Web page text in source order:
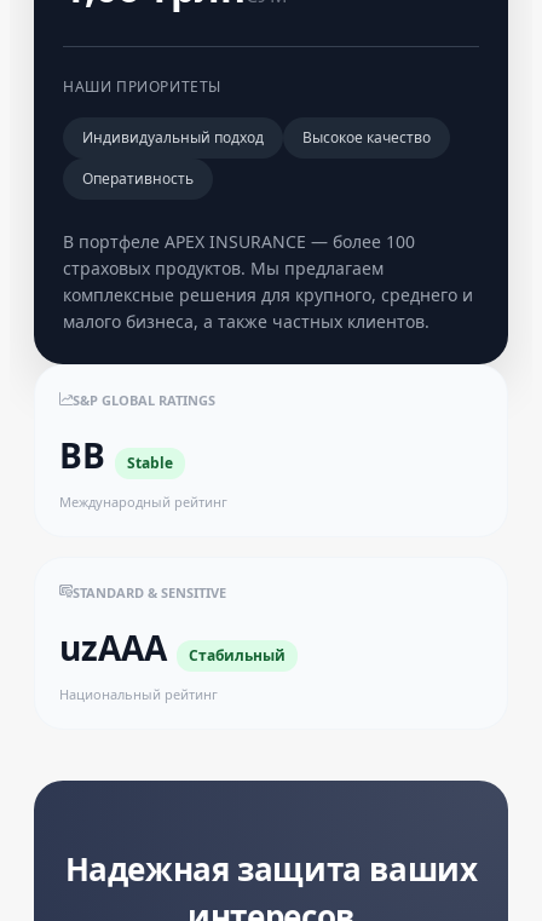
НАШИ ПРИОРИТЕТЫ
Индивидуальный подход
Высокое качество
Оперативность
В портфеле APEX INSURANCE — более 100
страховых продуктов. Мы предлагаем
комплексные решения для крупного, среднего и
малого бизнеса, а также частных клиентов.
S&P GLOBAL RATINGS
BB Stable
Международный рейтинг
STANDARD & SENSITIVE
uzAAA Стабильный
Национальный рейтинг
Надежная защита ваших